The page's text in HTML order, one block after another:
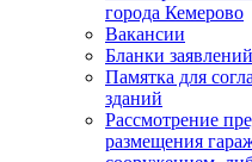
города Кемерово
Вакансии
Бланки заявлений
Памятка для
зданий
Рассмотрение
размещения